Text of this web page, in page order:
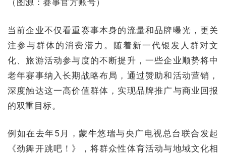
（图源：赛事官方账号）
当前企业不仅看重赛事本身的流量和品牌曝光，更关
注参与群体的消费潜力。随着新一代银发人群对文
化、旅游活动参与度的不断提升，一些企业顺势将中
老年赛事纳入长期战略布局，通过赞助和活动营销，
深度触达这一高价值群体，实现品牌推广与商业回报
的双重目标。
例如在去年5月，蒙牛悠瑞与央广电视总台联合发起
《劲舞开跳吧！》，将群众性体育活动与地域文化相